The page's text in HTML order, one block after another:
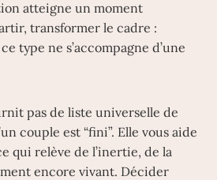
atteigne un moment
transformer le cadre :
type ne s’accompagne d’une
pas de liste universelle de
couple est “fini”. Elle vous aide
qui relève de l’inertie, de la
encore vivant. Décider